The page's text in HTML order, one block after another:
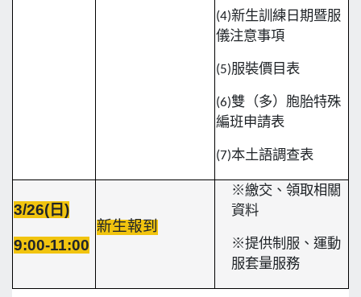
(4)新生訓練日期暨服
儀注意事項
(5)服裝價目表
(6)雙（多）胞胎特殊
編班申請表
(7)本土語調查表
3/26(日)
9:00-11:00
新生報到
※繳交、領取相關
資料
※提供制服、運動
服套量服務